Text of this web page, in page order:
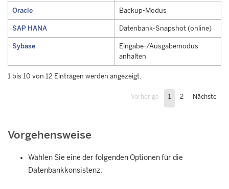
Oracle Backup-Modus
SAP HANA Datenbank-Snapshot (online)
Sybase
Eingabe-/Ausgabemodus
anhalten
1 bis 10 von 12 Einträgen werden angezeigt.
Vorherige 1 2 Nächste
Vorgehensweise
Wählen Sie eine der folgenden Optionen für die
Datenbankkonsistenz: